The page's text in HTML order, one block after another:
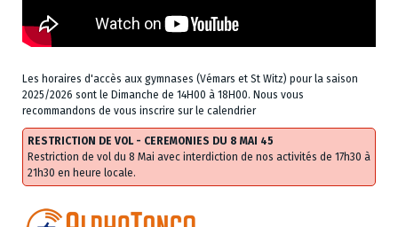
Les horaires d'accès aux gymnases (Vémars et St Witz) pour la saison
2025/2026 sont le Dimanche de 14H00 à 18H00. Nous vous
recommandons de vous inscrire sur le calendrier
RESTRICTION DE VOL - CEREMONIES DU 8 MAI 45
Restriction de vol du 8 Mai avec interdiction de nos activités de 17h30 à
21h30 en heure locale.